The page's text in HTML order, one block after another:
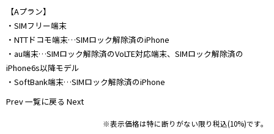
【Aプラン】
・SIMフリー端末
・NTTドコモ端末…SIMロック解除済のiPhone
・au端末…SIMロック解除済のVoLTE対応端末、SIMロック解除済の
iPhone6s以降モデル
・SoftBank端末…SIMロック解除済のiPhone
Prev一覧に戻る Next
※表示価格は特に断りがない限り税込(10%)です。